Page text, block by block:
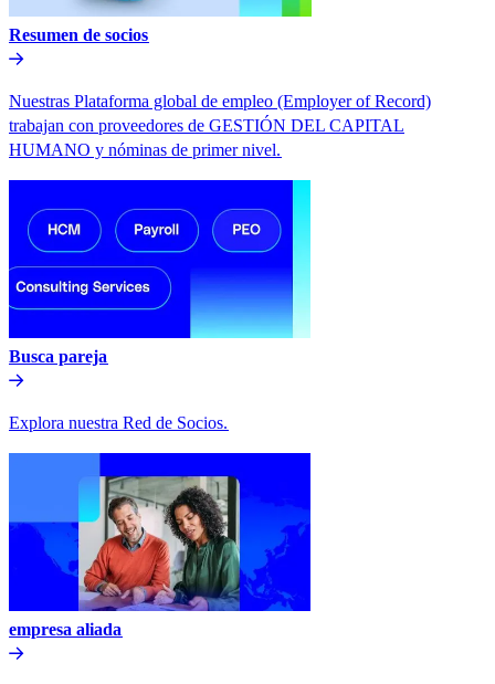
Resumen de socios​​
Nuestras Plataforma global de empleo (Employer of Record)
trabajan con proveedores de GESTIÓN DEL CAPITAL
HUMANO y nóminas de primer nivel.​​
Busca pareja​​
Explora nuestra Red de Socios.​​
empresa aliada​​